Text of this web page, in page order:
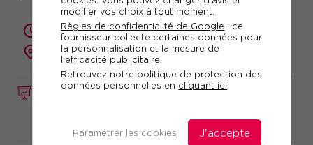
modifier vos choix à tout moment.
Règles de confidentialité de Google : ce
fournisseur collecte certaines données pour
la personnalisation et la mesure de
l'efficacité publicitaire.
Retrouvez notre politique de protection des
données personnelles en cliquant ici.
Paramétrer les cookies J'accepte
Réf. 12444
Télécharger le programme
1 jour (7 heures)
présentiel ou à distance